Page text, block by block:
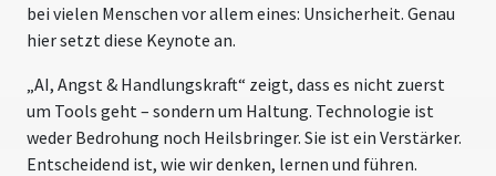
bei vielen Menschen vor allem eines: Unsicherheit. Genau
hier setzt diese Keynote an.
„AI, Angst & Handlungskraft“ zeigt, dass es nicht zuerst
um Tools geht – sondern um Haltung. Technologie ist
weder Bedrohung noch Heilsbringer. Sie ist ein Verstärker.
Entscheidend ist, wie wir denken, lernen und führen.